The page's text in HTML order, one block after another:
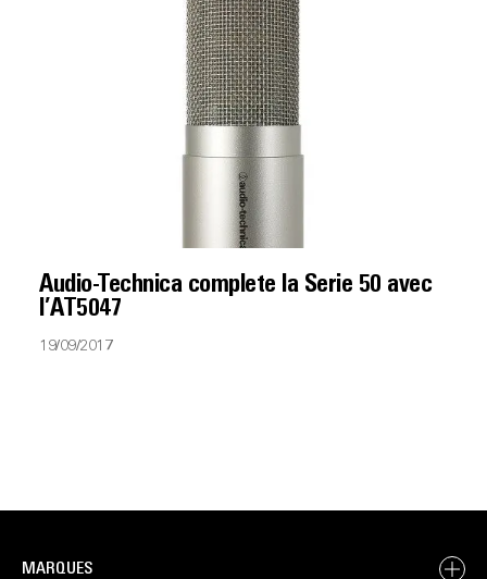
Audio-Technica complete la Serie 50 avec
l’AT5047
19/09/2017
MARQUES